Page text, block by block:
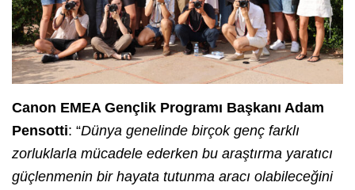
Canon EMEA Gençlik Programı Başkanı Adam
Pensotti: “Dünya genelinde birçok genç farklı
zorluklarla mücadele ederken bu araştırma yaratıcı
güçlenmenin bir hayata tutunma aracı olabileceğini